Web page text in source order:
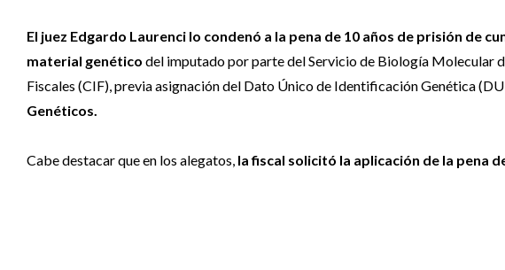
El juez Edgardo Laurenci lo condenó a la pena de 10 años de prisión de
material genético del imputado por parte del Servicio de Biología Molecular
Fiscales (CIF), previa asignación del Dato Único de Identificación Genética
Genéticos.
Cabe destacar que en los alegatos, la fiscal solicitó la aplicación de la pena